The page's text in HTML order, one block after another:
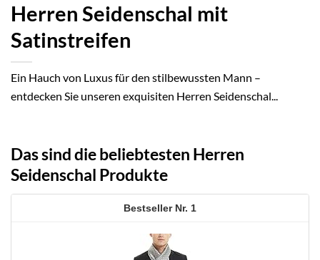
Herren Seidenschal mit
Satinstreifen
Ein Hauch von Luxus für den stilbewussten Mann –
entdecken Sie unseren exquisiten Herren Seidenschal...
Das sind die beliebtesten Herren
Seidenschal Produkte
1